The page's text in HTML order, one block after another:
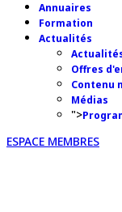
Annuaires
Formation
Actualités
Offres
Contenu
Médias
">
ESPACE MEMBRES